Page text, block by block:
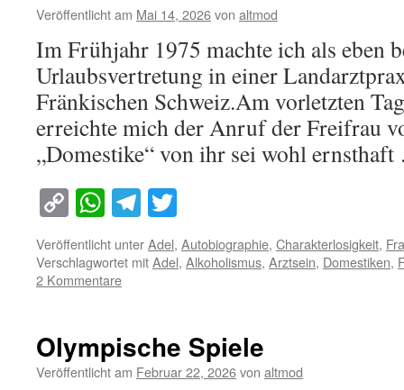
Veröffentlicht am Mai 14, 2026von altmod
Im Frühjahr 1975 machte ich als eben
Urlaubsvertretung in einer
Fränkischen Schweiz.Am vorletzten
erreichte mich der Anruf der Freifrau
„Domestike“ von ihr sei wohl
Copy
Link
WhatsApp
Telegram
Veröffentlicht unterAdel, Autobiographie, Charakterlosigkeit,
Verschlagwortet mitAdel, Alkoholismus, Arztsein, Domestiken,
2 Kommentare
Olympische Spiele
Veröffentlicht am Februar 22, 2026von altmod